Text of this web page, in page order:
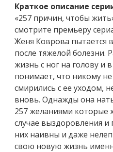
Краткое описание
«257 причин, чтобы
смотрите премьеру
Женя Коврова пытается
после тяжелой болезни.
жизнь с ног на голову и
понимает, что никому
смирились с ее уходом,
вновь. Однажды она
257 желаниями которые
случае выздоровления и
них наивны и даже
свою новую жизнь